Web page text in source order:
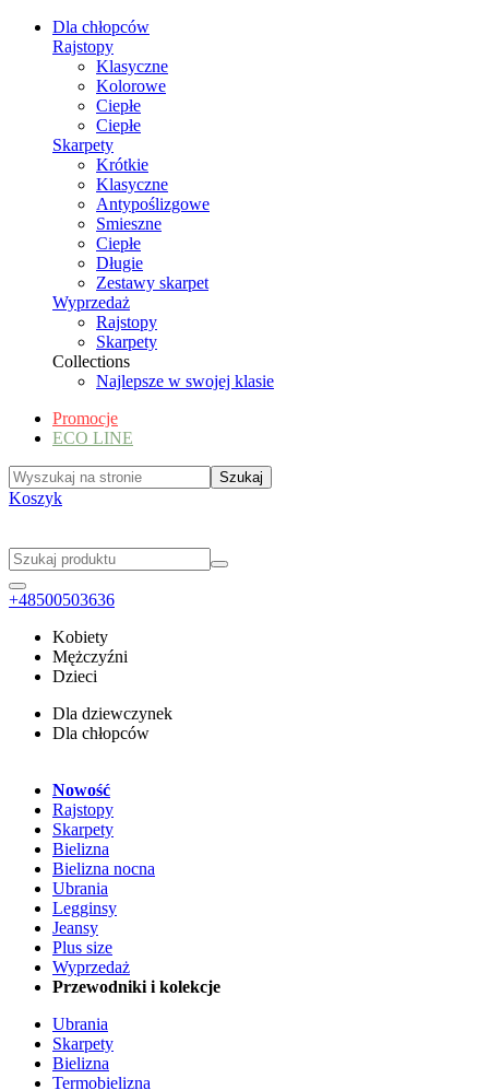
Dla chłopców
Rajstopy
Klasyczne
Kolorowe
Ciepłe
Ciepłe
Skarpety
Krótkie
Klasyczne
Antypoślizgowe
Smieszne
Ciepłe
Długie
Zestawy skarpet
Wyprzedaż
Rajstopy
Skarpety
Collections
Najlepsze w swojej klasie
Promocje
ECO LINE
Koszyk
+48500503636
Kobiety
Mężczyźni
Dzieci
Dla dziewczynek
Dla chłopców
Nowość
Rajstopy
Skarpety
Bielizna
Bielizna nocna
Ubrania
Legginsy
Jeansy
Plus size
Wyprzedaż
Przewodniki i kolekcje
Ubrania
Skarpety
Bielizna
Termobielizna